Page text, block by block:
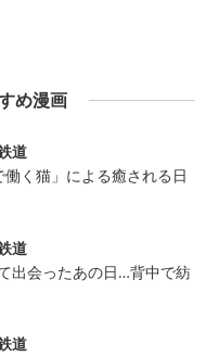
め漫画
道
く猫」による癒される日
道
出会ったあの日…背中で紡
道